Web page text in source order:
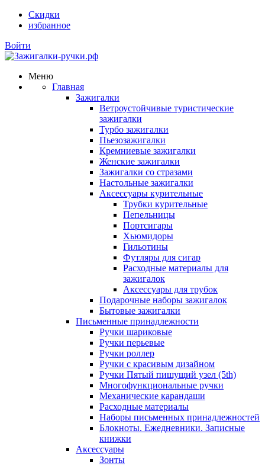
Скидки
избранное
Войти
Меню
Главная
Зажигалки
Ветроустойчивые туристические
зажигалки
Турбо зажигалки
Пьезозажигалки
Кремниевые зажигалки
Женские зажигалки
Зажигалки со стразами
Настольные зажигалки
Аксессуары курительные
Трубки курительные
Пепельницы
Портсигары
Хьюмидоры
Гильотины
Футляры для сигар
Расходные материалы для
зажигалок
Аксессуары для трубок
Подарочные наборы зажигалок
Бытовые зажигалки
Письменные принадлежности
Ручки шариковые
Ручки перьевые
Ручки роллер
Ручки с красивым дизайном
Ручки Пятый пишущий узел (5th)
Многофункциональные ручки
Механические карандаши
Расходные материалы
Наборы письменных принадлежностей
Блокноты. Ежедневники. Записные
книжки
Аксессуары
Зонты